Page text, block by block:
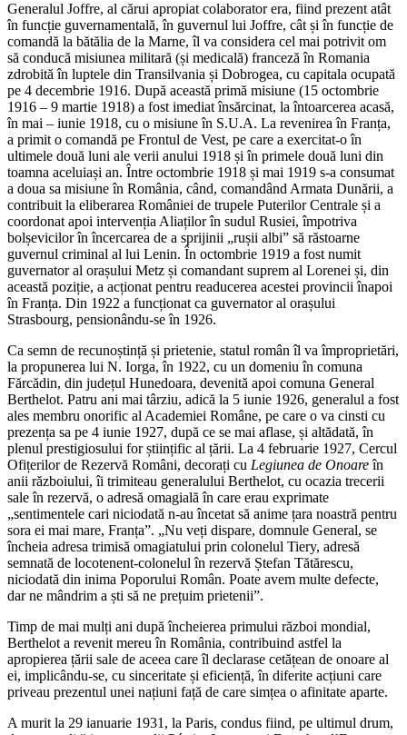
Generalul Joffre, al cărui apropiat colaborator era, fiind prezent atât
în funcție guvernamentală, în guvernul lui Joffre, cât și în funcție de
comandă la bătălia de la Marne, îl va considera cel mai potrivit om
să conducă misiunea militară (și medicală) franceză în Romania
zdrobită în luptele din Transilvania și Dobrogea, cu capitala ocupată
pe 4 decembrie 1916. După această primă misiune (15 octombrie
1916 – 9 martie 1918) a fost imediat însărcinat, la întoarcerea acasă,
în mai – iunie 1918, cu o misiune în S.U.A. La revenirea în Franța,
a primit o comandă pe Frontul de Vest, pe care a exercitat-o în
ultimele două luni ale verii anului 1918 și în primele două luni din
toamna aceluiași an. Între octombrie 1918 și mai 1919 s-a consumat
a doua sa misiune în România, când, comandând Armata Dunării, a
contribuit la eliberarea României de trupele Puterilor Centrale și a
coordonat apoi intervenția Aliaților în sudul Rusiei, împotriva
bolșevicilor în încercarea de a sprijinii „rușii albi” să răstoarne
guvernul criminal al lui Lenin. În octombrie 1919 a fost numit
guvernator al orașului Metz și comandant suprem al Lorenei și, din
această poziție, a acționat pentru readucerea acestei provincii înapoi
în Franța. Din 1922 a funcționat ca guvernator al orașului
Strasbourg, pensionându-se în 1926.
Ca semn de recunoștință și prietenie, statul român îl va împroprietări,
la propunerea lui N. Iorga, în 1922, cu un domeniu în comuna
Fărcădin, din județul Hunedoara, devenită apoi comuna General
Berthelot. Patru ani mai târziu, adică la 5 iunie 1926, generalul a fost
ales membru onorific al Academiei Române, pe care o va cinsti cu
prezența sa pe 4 iunie 1927, după ce se mai aflase, și altădată, în
plenul prestigiosului for științific al țării. La 4 februarie 1927, Cercul
Ofițerilor de Rezervă Români, decorați cu Legiunea de Onoareîn
anii războiului, îi trimiteau generalului Berthelot, cu ocazia trecerii
sale în rezervă, o adresă omagială în care erau exprimate
„sentimentele cari niciodată n-au încetat să anime țara noastră pentru
sora ei mai mare, Franța”. „Nu veți dispare, domnule General, se
încheia adresa trimisă omagiatului prin colonelul Tiery, adresă
semnată de locotenent-colonelul în rezervă Ștefan Tătărescu,
niciodată din inima Poporului Român. Poate avem multe defecte,
dar ne mândrim a ști să ne prețuim prietenii”.
Timp de mai mulți ani după încheierea primului război mondial,
Berthelot a revenit mereu în România, contribuind astfel la
apropierea țării sale de aceea care îl declarase cetățean de onoare al
ei, implicându-se, cu sinceritate și eficiență, în diferite acțiuni care
priveau prezentul unei națiuni față de care simțea o afinitate aparte.
A murit la 29 ianuarie 1931, la Paris, condus fiind, pe ultimul drum,